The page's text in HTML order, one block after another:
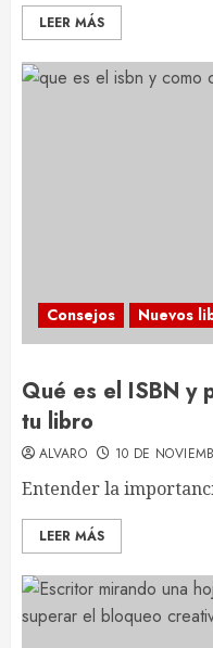
LEER MÁS
Consejos Nuevos
Qué es el ISBN y
tu libro
ALVARO 10 DE
Entender la
LEER MÁS